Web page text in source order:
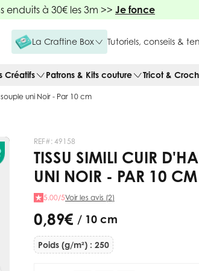
enduits à 30€ les 3m >> Je fonce
La Craftine Box Tutoriels, conseils &
Créatifs Patrons & Kits couture Tricot &
uni Noir - Par 10 cm
REF#: 49158
TISSU SIMILI CUIR
UNI NOIR - PAR 10 CM
5.00/5Voir les avis (2)
0,89 € / 10 cm
Poids (g/m²) : 250